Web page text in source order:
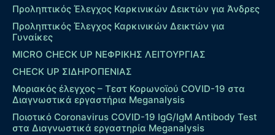
Προληπτικός Έλεγχος Καρκινικών Δεικτών για Άνδρες
Προληπτικός Έλεγχος Καρκινικών Δεικτών για
Γυναίκες
MICRO CHECK UP ΝΕΦΡΙΚΗΣ ΛΕΙΤΟΥΡΓΙΑΣ
CHECK UP ΣΙΔΗΡΟΠΕΝΙΑΣ
Μοριακός έλεγχος – Τεστ Κορωνοϊού COVID-19 στα
Διαγνωστικά εργαστήρια Meganalysis
Ποιοτικό Coronavirus COVID-19 IgG/IgM Antibody Test
στα Διαγνωστικά εργαστηρία Meganalysis